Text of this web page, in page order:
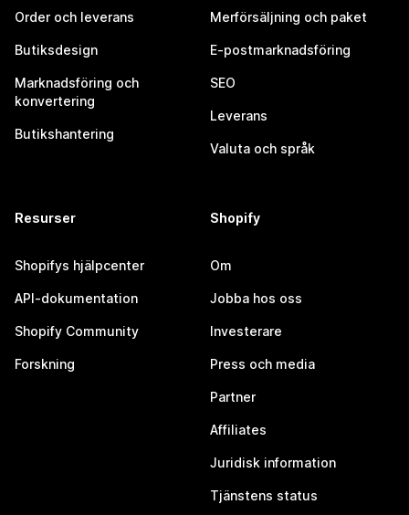
Order och leverans
Butiksdesign
Marknadsföring och
konvertering
Butikshantering
Merförsäljning och paket
E-postmarknadsföring
SEO
Leverans
Valuta och språk
Resurser
Shopifys hjälpcenter
API-dokumentation
Shopify Community
Forskning
Shopify
Om
Jobba hos oss
Investerare
Press och media
Partner
Affiliates
Juridisk information
Tjänstens status